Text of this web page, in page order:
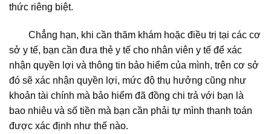
thức riêng biệt.
Chẳng hạn, khi cần thăm khám hoặc điều trị tại các cơ
sở y tế, bạn cần đưa thẻ y tế cho nhân viên y tế để xác
nhận quyền lợi và thông tin bảo hiểm của mình, trên cơ sở
đó sẽ xác nhận quyền lợi, mức độ thụ hưởng cũng như
khoản tài chính mà bảo hiểm đã đồng chi trả với bạn là
bao nhiêu và số tiền mà bạn cần phải tự mình thanh toán
được xác định như thế nào.